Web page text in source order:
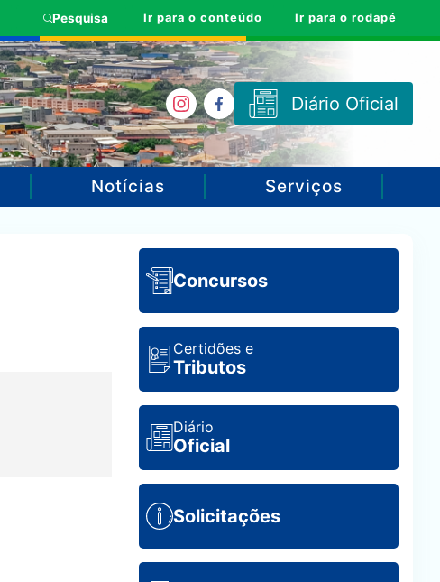
Pesquisa Ir para o conteúdo Ir para o rodapé
Diário Oficial
Notícias Serviços
Concursos
Certidões e
Tributos
Diário
Oficial
Solicitações